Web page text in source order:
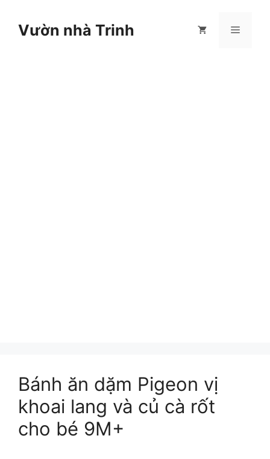
Vườn nhà Trinh Menu
Bánh ăn dặm Pigeon vị
khoai lang và củ cà rốt
cho bé 9M+